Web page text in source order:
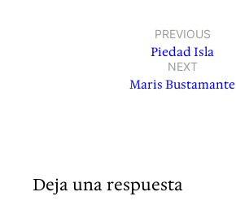
PREVIOUS
Piedad Isla
NEXT
Maris Bustamante
Deja una respuesta